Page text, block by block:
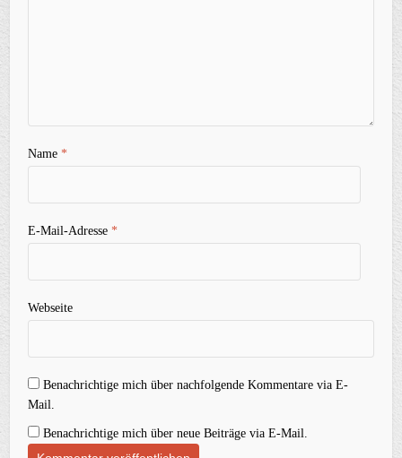
Name*
E-Mail-Adresse*
Webseite
Benachrichtige mich über nachfolgende Kommentare via E-
Mail.
Benachrichtige mich über neue Beiträge via E-Mail.